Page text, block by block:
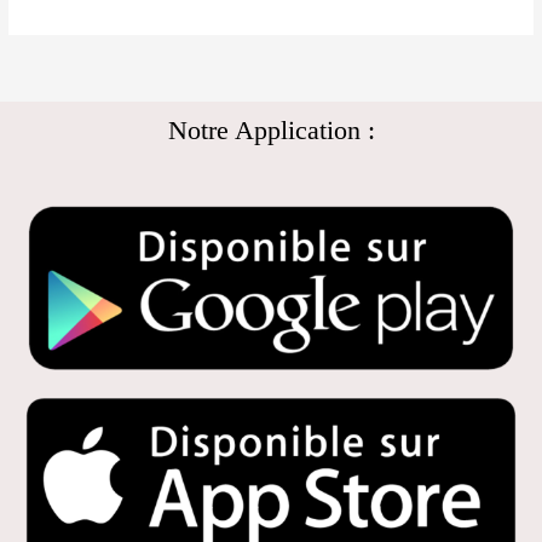
Notre Application :